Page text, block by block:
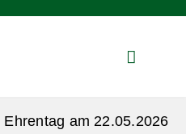
am 22.05.2026